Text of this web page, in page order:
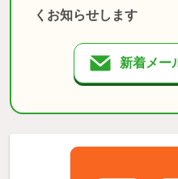
くお知らせします
新着メー